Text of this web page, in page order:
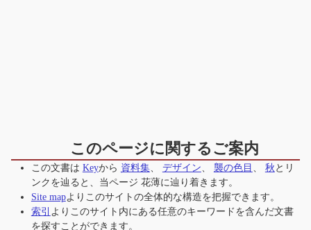
このページに関するご案内
この文書は Keyから 資料集、 デザイン、 襲の色目 、 秋とリ
ンクを辿ると、当ページ 花薄に辿り着きます。
Site mapよりこのサイトの全体的な構造を把握できます。
索引 よりこのサイト内にある任意のキーワードを含んだ文書
を探すことができます。